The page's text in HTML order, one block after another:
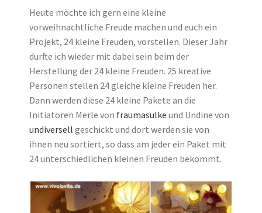
Heute möchte ich gern eine kleine
vorweihnachtliche Freude machen und euch ein
Projekt, 24 kleine Freuden, vorstellen. Dieser Jahr
durfte ich wieder mit dabei sein beim der
Herstellung der 24 kleine Freuden. 25 kreative
Personen stellen 24 gleiche kleine Freuden her.
Dann werden diese 24 kleine Pakete an die
Initiatoren Merle von fraumasulke und Undine von
undiversell geschickt und dort werden sie von
ihnen neu sortiert, so dass am jeder ein Paket mit
24 unterschiedlichen kleinen Freuden bekommt.